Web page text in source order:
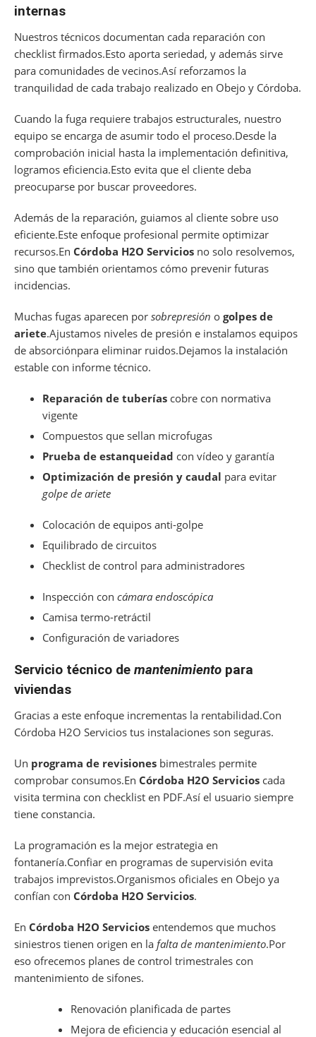
internas
Nuestros técnicos documentan cada reparación con
checklist firmados.Esto aporta seriedad, y además sirve
para comunidades de vecinos.Así reforzamos la
tranquilidad de cada trabajo realizado en Obejo y Córdoba.
Cuando la fuga requiere trabajos estructurales, nuestro
equipo se encarga de asumir todo el proceso.Desde la
comprobación inicial hasta la implementación definitiva,
logramos eficiencia.Esto evita que el cliente deba
preocuparse por buscar proveedores.
Además de la reparación, guiamos al cliente sobre uso
eficiente.Este enfoque profesional permite optimizar
recursos.En Córdoba H2O Servicios no solo resolvemos,
sino que también orientamos cómo prevenir futuras
incidencias.
Muchas fugas aparecen por sobrepresión o golpes de
ariete.Ajustamos niveles de presión e instalamos equipos
de absorciónpara eliminar ruidos.Dejamos la instalación
estable con informe técnico.
Reparación de tuberías cobre con normativa
vigente
Compuestos que sellan microfugas
Prueba de estanqueidad con vídeo y garantía
Optimización de presión y caudal para evitar
golpe de ariete
Colocación de equipos anti-golpe
Equilibrado de circuitos
Checklist de control para administradores
Inspección con cámara endoscópica
Camisa termo-retráctil
Configuración de variadores
Servicio técnico de mantenimiento para
viviendas
Gracias a este enfoque incrementas la rentabilidad.Con
Córdoba H2O Servicios tus instalaciones son seguras.
Un programa de revisiones bimestrales permite
comprobar consumos.En Córdoba H2O Servicios cada
visita termina con checklist en PDF.Así el usuario siempre
tiene constancia.
La programación es la mejor estrategia en
fontanería.Confiar en programas de supervisión evita
trabajos imprevistos.Organismos oficiales en Obejo ya
confían con Córdoba H2O Servicios.
En Córdoba H2O Servicios entendemos que muchos
siniestros tienen origen en la falta de mantenimiento.Por
eso ofrecemos planes de control trimestrales con
mantenimiento de sifones.
Renovación planificada de partes
Mejora de eficiencia y educación esencial al